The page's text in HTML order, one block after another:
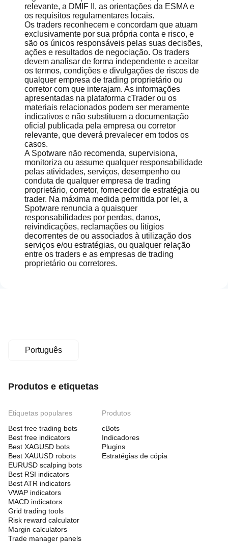
relevante, a DMIF II, as orientações da ESMA e
os requisitos regulamentares locais.
Os traders reconhecem e concordam que atuam
exclusivamente por sua própria conta e risco, e
são os únicos responsáveis pelas suas decisões,
ações e resultados de negociação. Os traders
devem analisar de forma independente e aceitar
os termos, condições e divulgações de riscos de
qualquer empresa de trading proprietário ou
corretor com que interajam. As informações
apresentadas na plataforma cTrader ou os
materiais relacionados podem ser meramente
indicativos e não substituem a documentação
oficial publicada pela empresa ou corretor
relevante, que deverá prevalecer em todos os
casos.
A Spotware não recomenda, supervisiona,
monitoriza ou assume qualquer responsabilidade
pelas atividades, serviços, desempenho ou
conduta de qualquer empresa de trading
proprietário, corretor, fornecedor de estratégia ou
trader. Na máxima medida permitida por lei, a
Spotware renuncia a quaisquer
responsabilidades por perdas, danos,
reivindicações, reclamações ou litígios
decorrentes de ou associados à utilização dos
serviços e/ou estratégias, ou qualquer relação
entre os traders e as empresas de trading
proprietário ou corretores.
Português
Produtos e etiquetas
Etiquetas populares
Best free trading bots
Best free indicators
Best XAGUSD bots
Best XAUUSD robots
EURUSD scalping bots
Best RSI indicators
Best ATR indicators
VWAP indicators
MACD indicators
Grid trading tools
Risk reward calculator
Margin calculators
Trade manager panels
Produtos
cBots
Indicadores
Plugins
Estratégias de cópia